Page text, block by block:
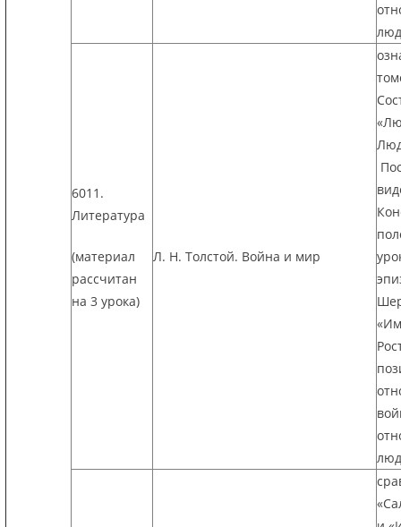
6011.
Литература
(материал
рассчитан
на 3 урока)
Л. Н. Толстой. Война и мир